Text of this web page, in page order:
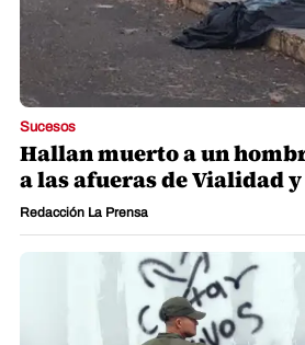
Sucesos
Hallan muerto a un
a las afueras de Vialidad
Redacción La Prensa